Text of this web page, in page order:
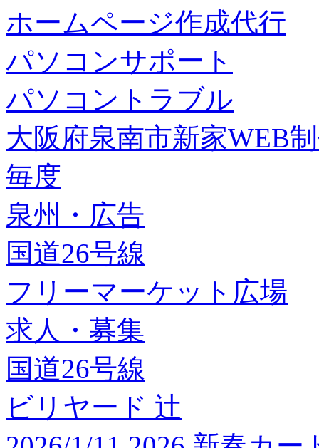
ホームページ作成代行
パソコンサポート
パソコントラブル
大阪府泉南市新家WEB
毎度
泉州・広告
国道26号線
フリーマーケット広場
求人・募集
国道26号線
ビリヤード 辻